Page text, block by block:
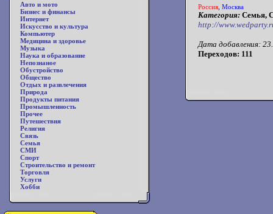
Авто и мото
Бизнес и финансы
Интернет
Искусство и культура
Компьютер
Медицина и здоровье
Музыка
Наука и образование
Непознаное
Обустройство
Общество
Отдых и развлечения
Природа
Продукты питания
Промышленность
Прочее
Путешествия
Религия
Связь
Семья
СМИ
Спорт
Строительство и ремонт
Торговля
Услуги
Хобби
Россия Москва
Категория: Семья,
http://
Дата добавления:
Переходов: 111